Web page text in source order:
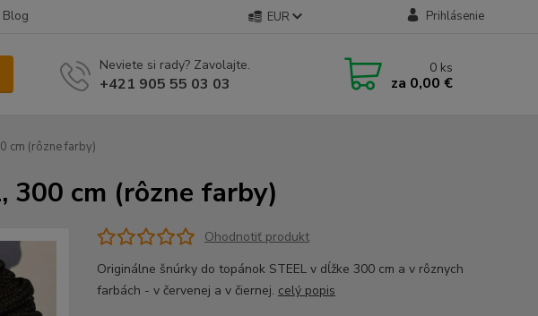
Blog EUR Prihlásenie
Neviete si rady? Zavolajte.
+421 905 55 03 03
0 ks
za 0,00 €
cm (rôzne farby)
300 cm (rôzne farby)
Ohodnotiť produkt
Originálne šnúrky do topánok STEEL v dĺžke 300 cm a v rôznych
farbách - v červenej a v čiernej. celý popis